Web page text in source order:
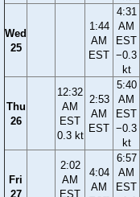
Wed
25
1:44
AM
EST
4:31
AM
EST
−0.3
kt
Thu
26
12:32
AM
EST
0.3 kt
2:53
AM
EST
5:40
AM
EST
−0.3
kt
Fri
27
2:02
AM
EST
4:04
AM
6:57
AM
EST